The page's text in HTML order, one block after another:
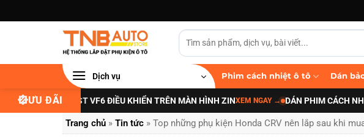
qua
Dịch vụ Phim cách nhiệt ô tô Dán
ƯU ĐÃI
VINFAST VF6 ĐIỀU KHIỂN TRÊN MÀN HÌNH ZIN XEM NGAY→ DÁN PHIM CÁCH NHIỆT XE
Trang chủ » Tin tức » Top những phụ kiện Honda CRV nên lắp sau khi